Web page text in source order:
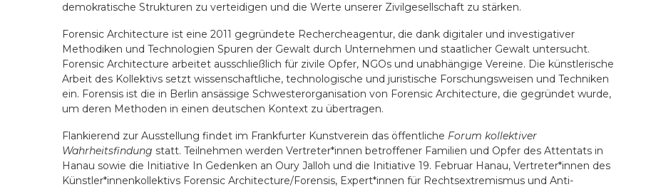
demokratische Strukturen zu verteidigen und die Werte unserer Zivilgesellschaft zu stärken.
Forensic Architecture ist eine 2011 gegründete Rechercheagentur, die dank digitaler und investigativer
Methodiken und Technologien Spuren der Gewalt durch Unternehmen und staatlicher Gewalt untersucht.
Forensic Architecture arbeitet ausschließlich für zivile Opfer, NGOs und unabhängige Vereine. Die künstlerische
Arbeit des Kollektivs setzt wissenschaftliche, technologische und juristische Forschungsweisen und Techniken
ein. Forensis ist die in Berlin ansässige Schwesterorganisation von Forensic Architecture, die gegründet wurde,
um deren Methoden in einen deutschen Kontext zu übertragen.
Flankierend zur Ausstellung findet im Frankfurter Kunstverein das öffentliche Forum kollektiver
Wahrheitsfindung statt. Teilnehmen werden Vertreter*innen betroffener Familien und Opfer des Attentats in
Hanau sowie die Initiative In Gedenken an Oury Jalloh und die Initiative 19. Februar Hanau, Vertreter*innen des
Künstler*innenkollektivs Forensic Architecture/Forensis, Expert*innen für Rechtsextremismus und Anti-